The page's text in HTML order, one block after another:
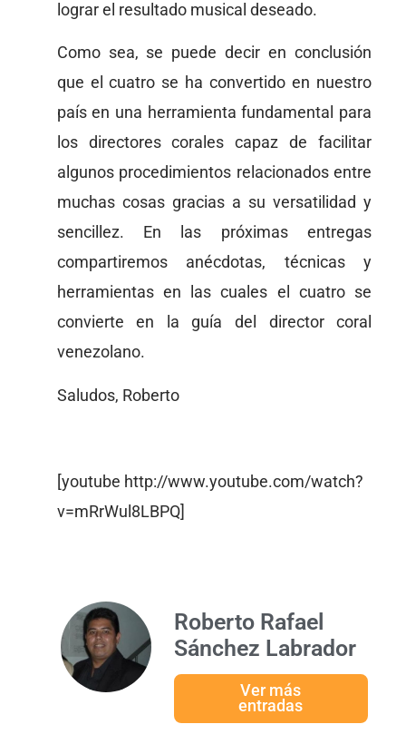
lograr el resultado musical deseado.
Como sea, se puede decir en conclusión
que el cuatro se ha convertido en nuestro
país en una herramienta fundamental para
los directores corales capaz de facilitar
algunos procedimientos relacionados entre
muchas cosas gracias a su versatilidad y
sencillez. En las próximas entregas
compartiremos anécdotas, técnicas y
herramientas en las cuales el cuatro se
convierte en la guía del director coral
venezolano.
Saludos, Roberto
[youtube http://www.youtube.com/watch?
v=mRrWul8LBPQ]
Roberto Rafael
Sánchez Labrador
Ver más
entradas